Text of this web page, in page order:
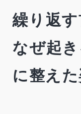
繰り返
なぜ起
に整え